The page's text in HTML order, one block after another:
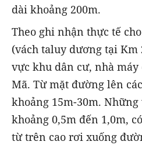
dài khoảng 200m.
Theo ghi nhận thực tế
(vách taluy dương tại Km
vực khu dân cư, nhà máy
Mã. Từ mặt đường lên
khoảng 15m-30m.
khoảng 0,5m đến 1,0m,
từ trên cao rơi xuống